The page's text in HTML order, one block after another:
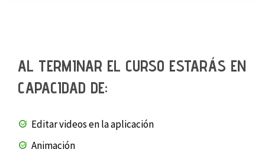
AL TERMINAR EL CURSO ESTARÁS EN
CAPACIDAD DE:
Editar videos en la aplicación
Animación